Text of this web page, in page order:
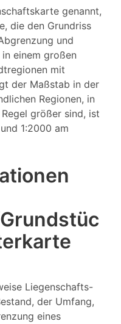
genannt,
die den Grundriss
und
einem großen
mit
der Maßstab in der
Regionen, in
größer sind, ist
1:2000 am
Liegenschafts-
der Umfang,
eines